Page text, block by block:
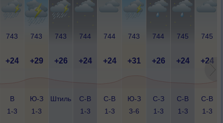
743 743 743 744 744 743 744 745 745
+24 +29 +26 +24 +24 +31 +26 +24 +24
В
1-3
Ю-З
1-3
Штиль
С-В
1-3
С-В
1-3
Ю-З
3-6
С-З
1-3
С-В
1-3
С-В
1-3